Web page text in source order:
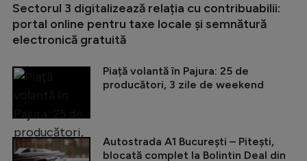
Sectorul 3 digitalizează relația cu contribuabilii:
portal online pentru taxe locale și semnătură
electronică gratuită
Piață volantă în Pajura: 25 de
producători, 3 zile de weekend
Autostrada A1 București – Pitești,
blocată complet la Bolintin Deal din